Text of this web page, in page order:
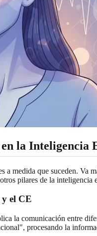
la Inteligencia
a medida que suceden. Va
pilares de la
el CE
la comunicación entre
procesando la